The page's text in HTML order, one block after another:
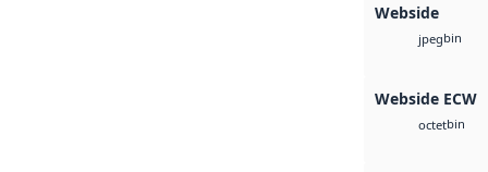
Webside
jpegbin
Webside ECW
octetbin